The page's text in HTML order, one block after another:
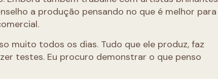
a produção pensando no que é melhor para
muito todos os dias. Tudo que ele produz, faz
testes. Eu procuro demonstrar o que penso